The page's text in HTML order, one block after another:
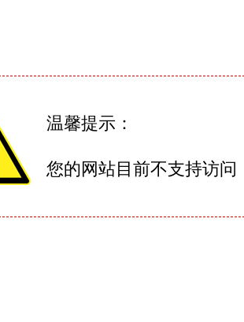
温馨提示：
您的网站目前不支持访